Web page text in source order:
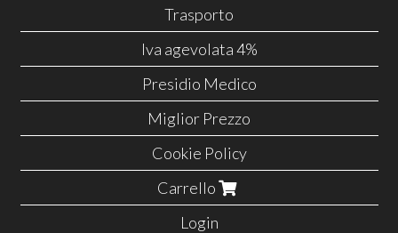
Trasporto
Iva agevolata 4%
Presidio Medico
Miglior Prezzo
Cookie Policy
Carrello
Login